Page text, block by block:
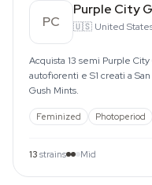
PC
Purple City
🇺🇸 United
Acquista 13 semi Purple
autofiorenti e S1 creati a
Gush Mints.
Feminized Photoperiod
13 strains Mid